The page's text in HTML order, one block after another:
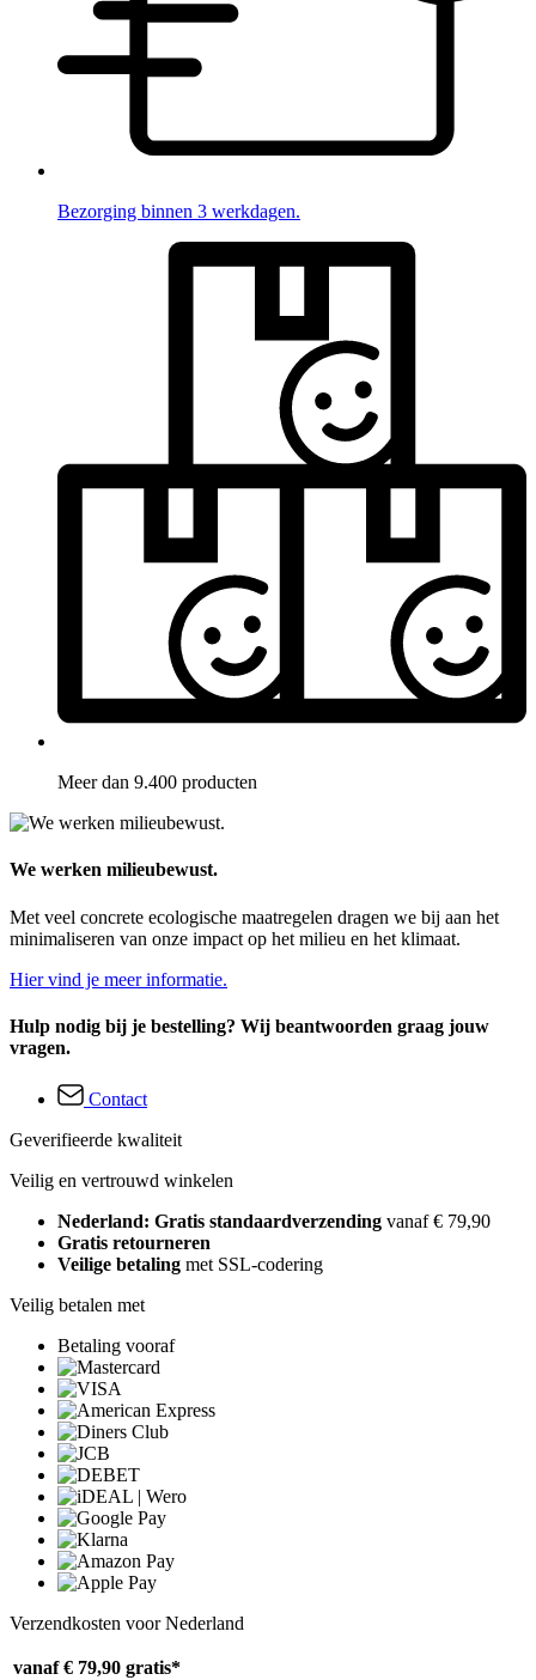
Bezorging binnen 3 werkdagen.
Meer dan 9.400 producten
We werken milieubewust.
Met veel concrete ecologische maatregelen dragen we bij aan het
minimaliseren van onze impact op het milieu en het klimaat.
Hier vind je meer informatie.
Hulp nodig bij je bestelling? Wij beantwoorden graag jouw
vragen.
Contact
Geverifieerde kwaliteit
Veilig en vertrouwd winkelen
Nederland: Gratis standaardverzending vanaf € 79,90
Gratis retourneren
Veilige betaling met SSL-codering
Veilig betalen met
Betaling vooraf
Verzendkosten voor Nederland
vanaf € 79,90 gratis*